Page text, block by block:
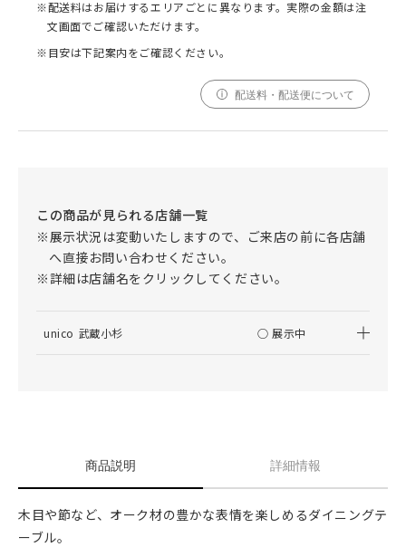
商品説明 詳細情報
木目や節など、オーク材の豊かな表情を楽しめるダイニングテ
ーブル。
※配送料はお届けするエリアごとに異なります。実際の金額は注
文画面でご確認いただけます。
※目安は下記案内をご確認ください。
配送料・配送便について
この商品が見られる店舗一覧
※展示状況は変動いたしますので、ご来店の前に各店舗
へ直接お問い合わせください。
※詳細は店舗名をクリックしてください。
unico 武蔵小杉 ○ 展示中